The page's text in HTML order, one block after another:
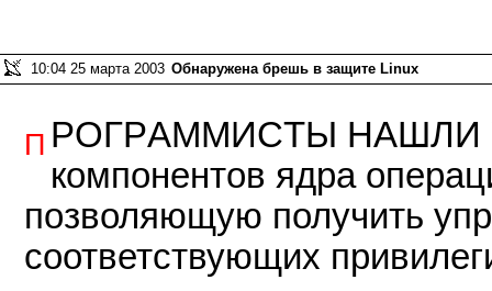
10:04 25 марта 2003 Обнаружена брешь в защите Linux
П рограммисты нашли
компонентов ядра
позволяющую получить
соответствующих